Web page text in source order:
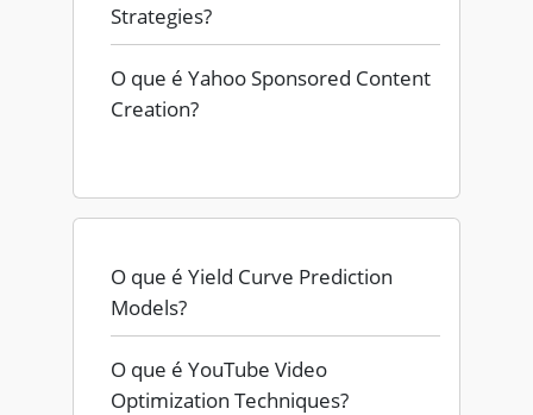
Strategies?
O que é Yahoo Sponsored Content
Creation?
O que é Yield Curve Prediction
Models?
O que é YouTube Video
Optimization Techniques?